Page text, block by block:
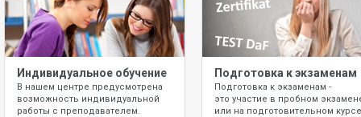
Индивидуальное обучение
В нашем центре предусмотрена
возможность индивидуальной
работы с преподавателем.
Подготовка к экзаменам
Подготовка к экзаменам -
это участие в пробном
или на подготовительном